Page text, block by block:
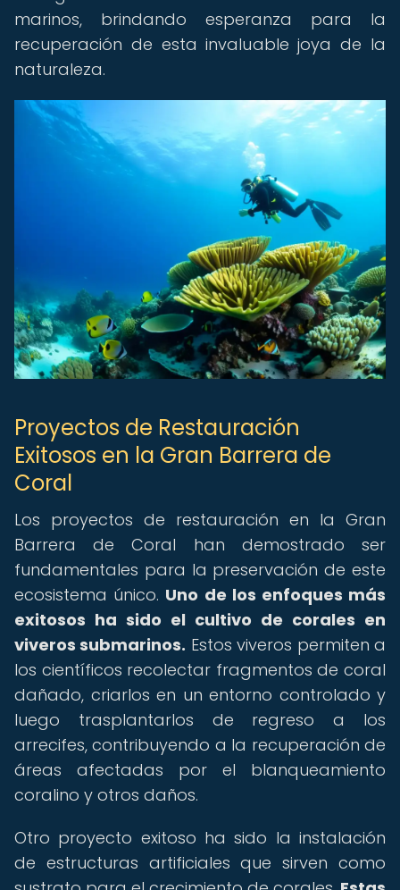
marinos, brindando esperanza para la
recuperación de esta invaluable joya de la
naturaleza.
Proyectos de Restauración
Exitosos en la Gran Barrera de
Coral
Los proyectos de restauración en la Gran
Barrera de Coral han demostrado ser
fundamentales para la preservación de este
ecosistema único. Uno de los enfoques más
exitosos ha sido el cultivo de corales en
viveros submarinos. Estos viveros permiten a
los científicos recolectar fragmentos de coral
dañado, criarlos en un entorno controlado y
luego trasplantarlos de regreso a los
arrecifes, contribuyendo a la recuperación de
áreas afectadas por el blanqueamiento
coralino y otros daños.
Otro proyecto exitoso ha sido la instalación
de estructuras artificiales que sirven como